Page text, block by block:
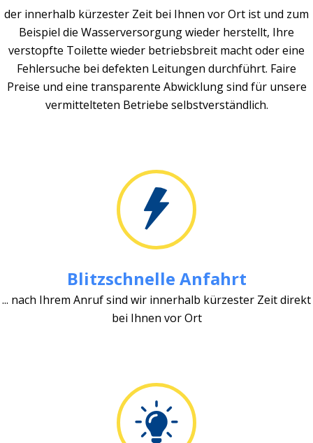
der innerhalb kürzester Zeit bei Ihnen vor Ort ist und zum
Beispiel die Wasserversorgung wieder herstellt, Ihre
verstopfte Toilette wieder betriebsbreit macht oder eine
Fehlersuche bei defekten Leitungen durchführt. Faire
Preise und eine transparente Abwicklung sind für unsere
vermittelteten Betriebe selbstverständlich.
Blitzschnelle Anfahrt
... nach Ihrem Anruf sind wir innerhalb kürzester Zeit direkt
bei Ihnen vor Ort